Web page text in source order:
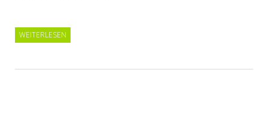
WEITERLESEN